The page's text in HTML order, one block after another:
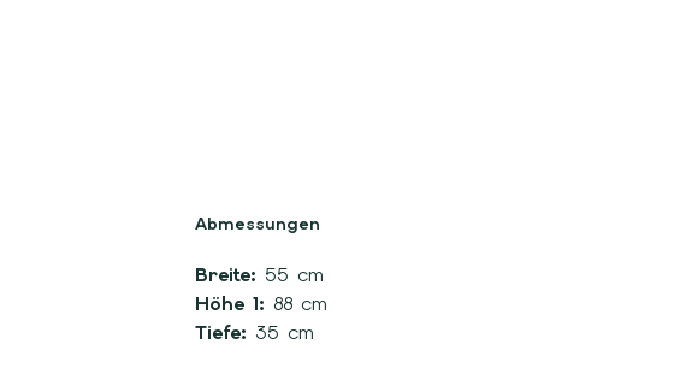
Abmessungen
Breite: 55 cm
Höhe 1: 88 cm
Tiefe: 35 cm